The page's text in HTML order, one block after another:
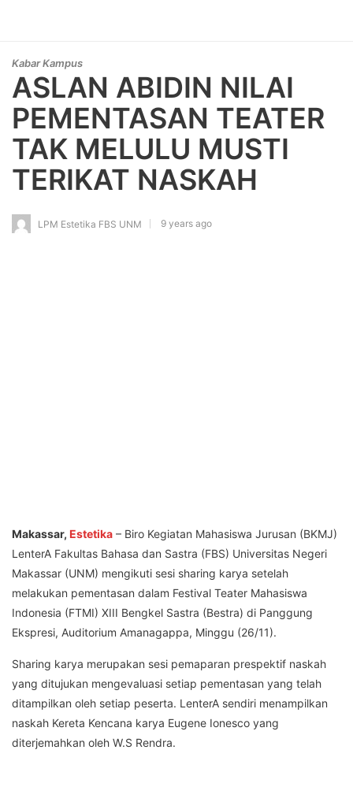
Kabar Kampus
ASLAN ABIDIN NILAI
PEMENTASAN TEATER
TAK MELULU MUSTI
TERIKAT NASKAH
LPM Estetika FBS UNM 9 years ago
Makassar, Estetika – Biro Kegiatan Mahasiswa Jurusan (BKMJ)
LenterA Fakultas Bahasa dan Sastra (FBS) Universitas Negeri
Makassar (UNM) mengikuti sesi sharing karya setelah
melakukan pementasan dalam Festival Teater Mahasiswa
Indonesia (FTMI) XIII Bengkel Sastra (Bestra) di Panggung
Ekspresi, Auditorium Amanagappa, Minggu (26/11).
Sharing karya merupakan sesi pemaparan prespektif naskah
yang ditujukan mengevaluasi setiap pementasan yang telah
ditampilkan oleh setiap peserta. LenterA sendiri menampilkan
naskah Kereta Kencana karya Eugene Ionesco yang
diterjemahkan oleh W.S Rendra.